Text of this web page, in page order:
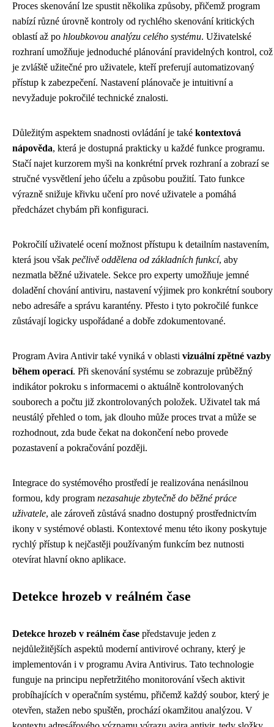
Proces skenování lze spustit několika způsoby, přičemž program
nabízí různé úrovně kontroly od rychlého skenování kritických
oblastí až po hloubkovou analýzu celého systému. Uživatelské
rozhraní umožňuje jednoduché plánování pravidelných kontrol, což
je zvláště užitečné pro uživatele, kteří preferují automatizovaný
přístup k zabezpečení. Nastavení plánovače je intuitivní a
nevyžaduje pokročilé technické znalosti.
Důležitým aspektem snadnosti ovládání je také kontextová
nápověda, která je dostupná prakticky u každé funkce programu.
Stačí najet kurzorem myši na konkrétní prvek rozhraní a zobrazí se
stručné vysvětlení jeho účelu a způsobu použití. Tato funkce
výrazně snižuje křivku učení pro nové uživatele a pomáhá
předcházet chybám při konfiguraci.
Pokročilí uživatelé ocení možnost přístupu k detailním nastavením,
která jsou však pečlivě oddělena od základních funkcí, aby
nezmatla běžné uživatele. Sekce pro experty umožňuje jemné
doladění chování antiviru, nastavení výjimek pro konkrétní soubory
nebo adresáře a správu karantény. Přesto i tyto pokročilé funkce
zůstávají logicky uspořádané a dobře zdokumentované.
Program Avira Antivir také vyniká v oblasti vizuální zpětné vazby
během operací. Při skenování systému se zobrazuje průběžný
indikátor pokroku s informacemi o aktuálně kontrolovaných
souborech a počtu již zkontrolovaných položek. Uživatel tak má
neustálý přehled o tom, jak dlouho může proces trvat a může se
rozhodnout, zda bude čekat na dokončení nebo provede
pozastavení a pokračování později.
Integrace do systémového prostředí je realizována nenásilnou
formou, kdy program nezasahuje zbytečně do běžné práce
uživatele, ale zároveň zůstává snadno dostupný prostřednictvím
ikony v systémové oblasti. Kontextové menu této ikony poskytuje
rychlý přístup k nejčastěji používaným funkcím bez nutnosti
otevírat hlavní okno aplikace.
Detekce hrozeb v reálném čase
Detekce hrozeb v reálném čase představuje jeden z
nejdůležitějších aspektů moderní antivirové ochrany, který je
implementován i v programu Avira Antivirus. Tato technologie
funguje na principu nepřetržitého monitorování všech aktivit
probíhajících v operačním systému, přičemž každý soubor, který je
otevřen, stažen nebo spuštěn, prochází okamžitou analýzou. V